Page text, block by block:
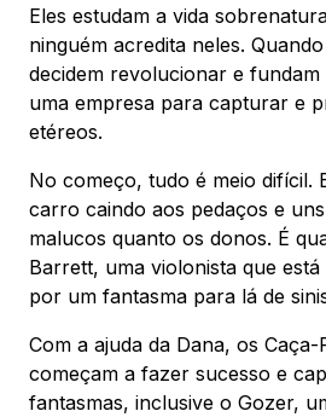
Eles estudam a vida
ninguém acredita neles.
decidem revolucionar e fundam
uma empresa para capturar e
etéreos.
No começo, tudo é meio difícil.
carro caindo aos pedaços e
malucos quanto os donos. É
Barrett, uma violonista que
por um fantasma para lá de
Com a ajuda da Dana, os Caça-
começam a fazer sucesso e
fantasmas, inclusive o Gozer,